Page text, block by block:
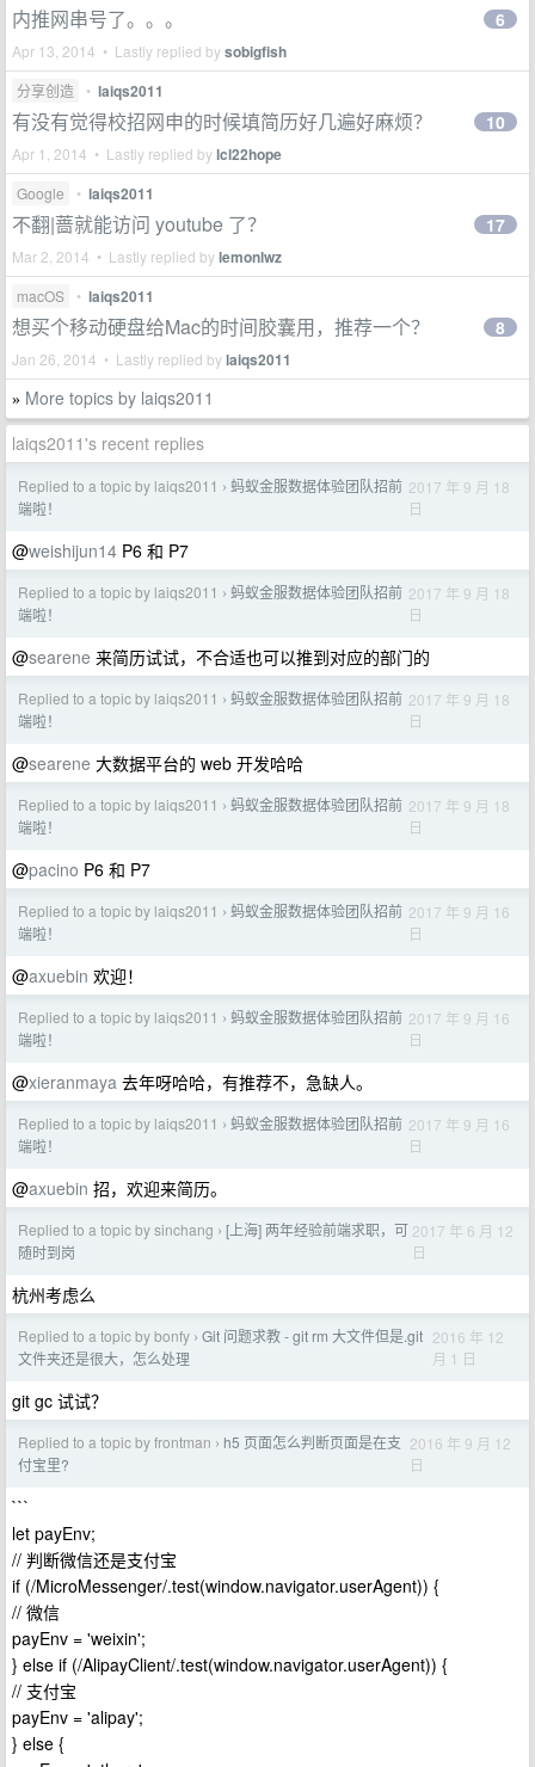
内推网串号了。。。
Apr 13, 2014 • Lastly replied bysobigfish
6
分享创造 • laiqs2011
有没有觉得校招网申的时候填简历好几遍好麻烦？
Apr 1, 2014 • Lastly replied bylcl22hope
10
Google • laiqs2011
不翻|蔷就能访问 youtube 了？
Mar 2, 2014 • Lastly replied bylemonlwz
17
macOS • laiqs2011
想买个移动硬盘给Mac的时间胶囊用，推荐一个？
Jan 26, 2014 • Lastly replied bylaiqs2011
8
» More topics by laiqs2011
laiqs2011's recent replies
Replied to a topic by laiqs2011 › 蚂蚁金服数据体验团队招前
端啦！
2017 年 9 月 18
日
@weishijun14 P6 和 P7
Replied to a topic by laiqs2011 › 蚂蚁金服数据体验团队招前
端啦！
2017 年 9 月 18
日
@searene 来简历试试，不合适也可以推到对应的部门的
Replied to a topic by laiqs2011 › 蚂蚁金服数据体验团队招前
端啦！
2017 年 9 月 18
日
@searene 大数据平台的 web 开发哈哈
Replied to a topic by laiqs2011 › 蚂蚁金服数据体验团队招前
端啦！
2017 年 9 月 18
日
@pacino P6 和 P7
Replied to a topic by laiqs2011 › 蚂蚁金服数据体验团队招前
端啦！
2017 年 9 月 16
日
@axuebin 欢迎！
Replied to a topic by laiqs2011 › 蚂蚁金服数据体验团队招前
端啦！
2017 年 9 月 16
日
@xieranmaya 去年呀哈哈，有推荐不，急缺人。
Replied to a topic by laiqs2011 › 蚂蚁金服数据体验团队招前
端啦！
2017 年 9 月 16
日
@axuebin 招，欢迎来简历。
Replied to a topic by sinchang › [上海] 两年经验前端求职，可
随时到岗
2017 年 6 月 12
日
杭州考虑么
Replied to a topic by bonfy › Git 问题求教 - git rm 大文件但是.git
文件夹还是很大，怎么处理
2016 年 12
月 1 日
git gc 试试？
Replied to a topic by frontman › h5 页面怎么判断页面是在支
付宝里?
2016 年 9 月 12
日
```
let payEnv;
// 判断微信还是支付宝
if (/MicroMessenger/.test(window.navigator.userAgent)) {
// 微信
payEnv = 'weixin';
} else if (/AlipayClient/.test(window.navigator.userAgent)) {
// 支付宝
payEnv = 'alipay';
} else {